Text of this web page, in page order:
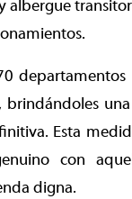
departamentos
Esta
con
digna.